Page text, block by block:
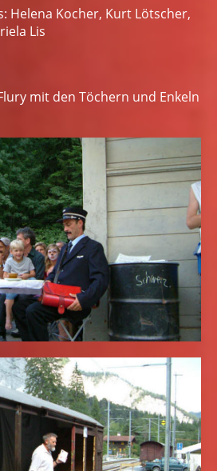
Helena Kocher, Kurt Lötscher,
Lis
mit den Töchern und Enkeln